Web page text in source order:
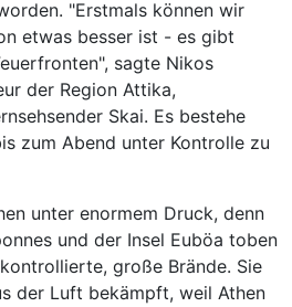
"Erstmals können wir
etwas besser ist - es gibt
sagte Nikos
der Region Attika,
Skai. Es bestehe
zum Abend unter Kontrolle zu
unter enormem Druck, denn
und der Insel Euböa toben
große Brände. Sie
der Luft bekämpft, weil Athen